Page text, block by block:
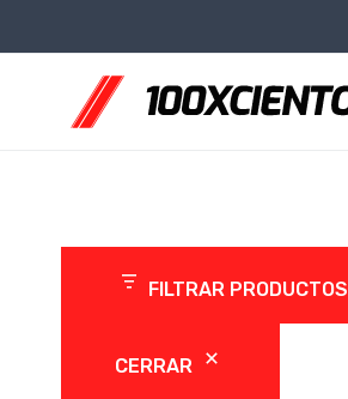
al
FILTRAR PRODUCTOS
CERRAR